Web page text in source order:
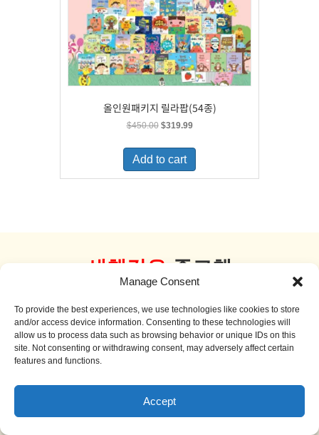
Manage Consent
To provide the best experiences, we use technologies like cookies to store
and/or access device information. Consenting to these technologies will
allow us to process data such as browsing behavior or unique IDs on this
site. Not consenting or withdrawing consent, may adversely affect certain
features and functions.
Accept
올인원패키지 릴라팝(54종)
$450.00 Original
was:
$450.00.
$319.99Current
is:
Add to cart
새책같은 중고책
더 보기
Sale!